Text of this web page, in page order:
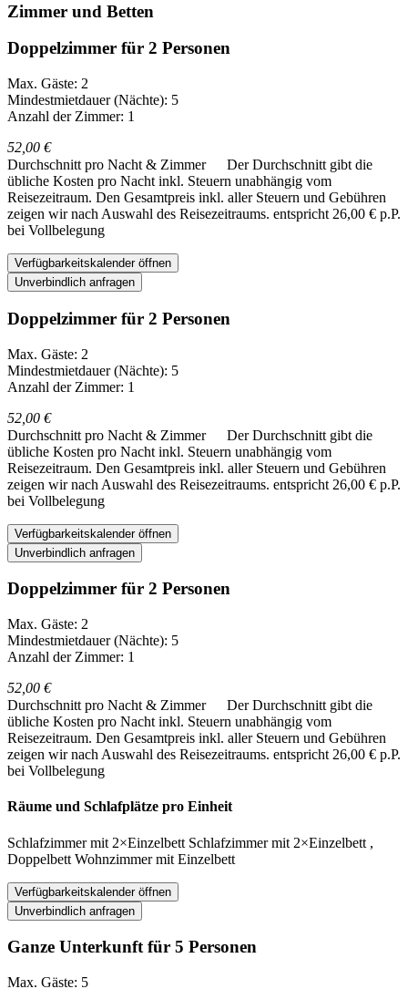
Zimmer und Betten
Doppelzimmer für 2 Personen
Max. Gäste: 2
Mindestmietdauer (Nächte): 5
Anzahl der Zimmer: 1
52,00 €
Durchschnitt pro Nacht & Zimmer
Der Durchschnitt gibt die
übliche Kosten pro Nacht inkl. Steuern unabhängig vom
Reisezeitraum. Den Gesamtpreis inkl. aller Steuern und Gebühren
zeigen wir nach Auswahl des Reisezeitraums. entspricht 26,00 € p.P.
bei Vollbelegung
Verfügbarkeitskalender öffnen
Unverbindlich anfragen
Doppelzimmer für 2 Personen
Max. Gäste: 2
Mindestmietdauer (Nächte): 5
Anzahl der Zimmer: 1
52,00 €
Durchschnitt pro Nacht & Zimmer
Der Durchschnitt gibt die
übliche Kosten pro Nacht inkl. Steuern unabhängig vom
Reisezeitraum. Den Gesamtpreis inkl. aller Steuern und Gebühren
zeigen wir nach Auswahl des Reisezeitraums. entspricht 26,00 € p.P.
bei Vollbelegung
Verfügbarkeitskalender öffnen
Unverbindlich anfragen
Doppelzimmer für 2 Personen
Max. Gäste: 2
Mindestmietdauer (Nächte): 5
Anzahl der Zimmer: 1
52,00 €
Durchschnitt pro Nacht & Zimmer
Der Durchschnitt gibt die
übliche Kosten pro Nacht inkl. Steuern unabhängig vom
Reisezeitraum. Den Gesamtpreis inkl. aller Steuern und Gebühren
zeigen wir nach Auswahl des Reisezeitraums. entspricht 26,00 € p.P.
bei Vollbelegung
Räume und Schlafplätze pro Einheit
Schlafzimmermit 2×Einzelbett Schlafzimmermit 2×Einzelbett ,
Doppelbett Wohnzimmermit Einzelbett
Verfügbarkeitskalender öffnen
Unverbindlich anfragen
Ganze Unterkunft für 5 Personen
Max. Gäste: 5